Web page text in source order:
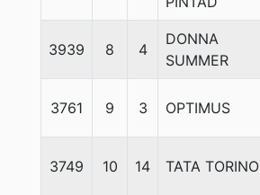
3939 8 4
DONNA
SUMMER
3761 9 3 OPTIMUS
3749 10 14 TATA TORINO